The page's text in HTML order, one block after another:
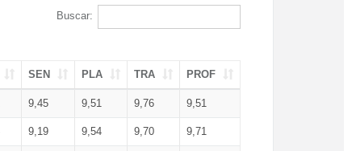
Buscar:
SEN PLA TRA PROF
9,45 9,51 9,76 9,51
9,19 9,54 9,70 9,71